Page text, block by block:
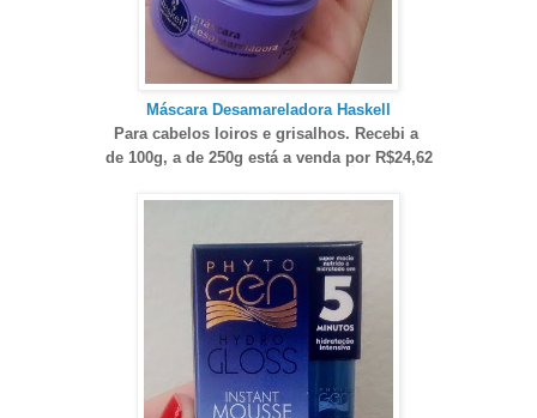
Máscara Desamareladora Haskell
Para cabelos loiros e grisalhos. Recebi a
de 100g, a de 250g está a venda por R$24,62